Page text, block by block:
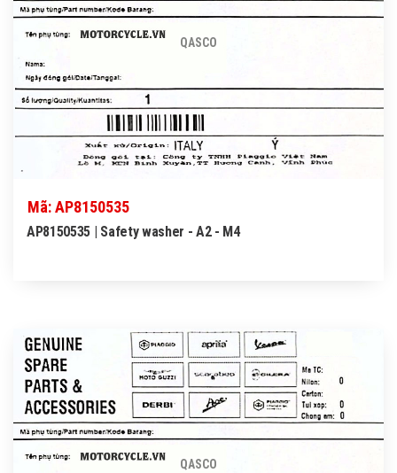
QASCO
Mã: AP8150535
AP8150535 | Safety washer - A2 - M4
QASCO